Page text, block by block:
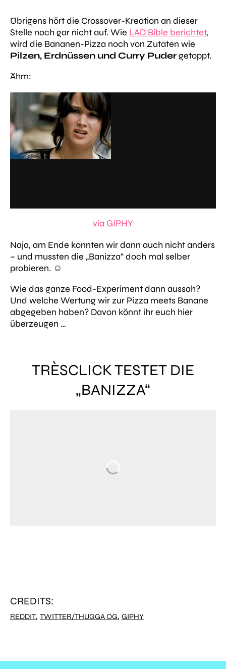
Übrigens hört die Crossover-Kreation an dieser
Stelle noch gar nicht auf. Wie LAD Bible berichtet,
wird die Bananen-Pizza noch von Zutaten wie
Pilzen, Erdnüssen und Curry Pudergetoppt.
Ähm:
via GIPHY
Naja, am Ende konnten wir dann auch nicht anders
– und mussten die „Banizza“ doch mal selber
probieren. ☺️
Wie das ganze Food-Experiment dann aussah?
Und welche Wertung wir zur Pizza meets Banane
abgegeben haben? Davon könnt ihr euch hier
überzeugen …
TRÈSCLICK TESTET DIE
„BANIZZA“
CREDITS:
REDDIT, TWITTER/THUGGA OG, GIPHY